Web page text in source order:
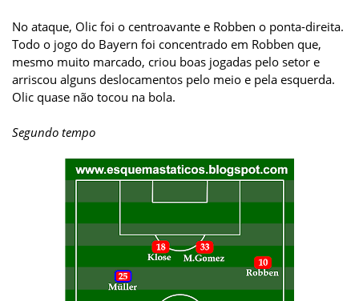
No ataque, Olic foi o centroavante e Robben o ponta-direita.
Todo o jogo do Bayern foi concentrado em Robben que,
mesmo muito marcado, criou boas jogadas pelo setor e
arriscou alguns deslocamentos pelo meio e pela esquerda.
Olic quase não tocou na bola.
Segundo tempo